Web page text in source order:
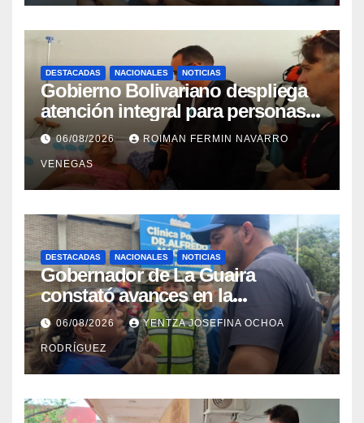
DESTACADAS NACIONALES NOTICIAS
Gobierno Bolivariano despliega
atención integral para personas
con discapacidad en
campamentos de La Guaira
06/08/2026 ROIMAN FERMIN NAVARRO
VENEGAS
DESTACADAS NACIONALES NOTICIAS
Gobernador de La Guaira
constató avances en la
rehabilitación del Hospitalito de
Catia la Mar
06/08/2026 YENTZA JOSEFINA OCHOA
RODRÍGUEZ